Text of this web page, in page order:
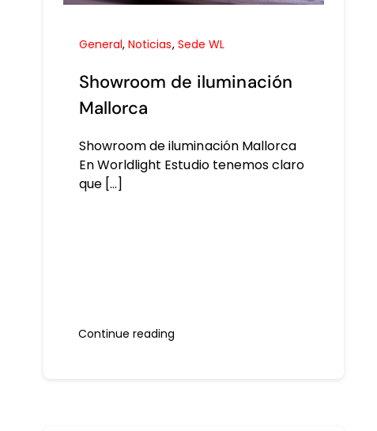
General,Noticias, Sede WL
Showroom de iluminación
Mallorca
Showroom de iluminación Mallorca
En Worldlight Estudio tenemos claro
que [...]
Continue reading